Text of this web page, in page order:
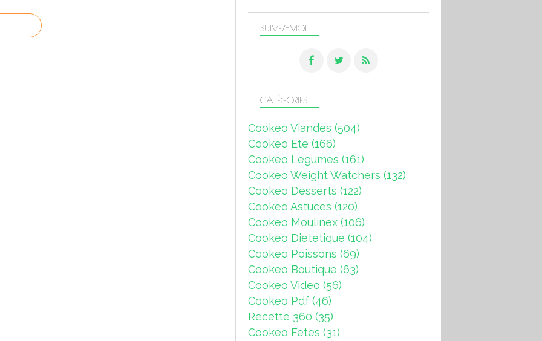
SUIVEZ-MOI
CATÉGORIES
Cookeo Viandes (504)
Cookeo Ete (166)
Cookeo Legumes (161)
Cookeo Weight Watchers (132)
Cookeo Desserts (122)
Cookeo Astuces (120)
Cookeo Moulinex (106)
Cookeo Dietetique (104)
Cookeo Poissons (69)
Cookeo Boutique (63)
Cookeo Video (56)
Cookeo Pdf (46)
Recette 360 (35)
Cookeo Fetes (31)